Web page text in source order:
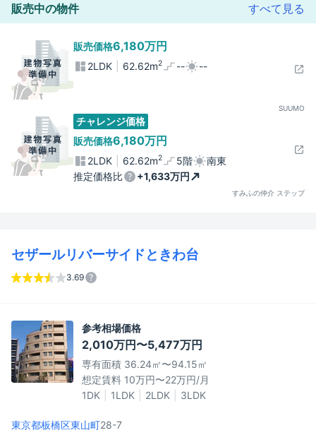
販売中の物件 すべて見る
販売価格6,180万円
2LDK 62.62m2 -- --
SUUMO
チャレンジ価格
販売価格6,180万円
2LDK 62.62m2 5階
南東
推定価格比
+1,633万円
すみふの仲介 ステップ
セザールリバーサイドときわ台
3.69
参考相場価格
2,010万円〜5,477万円
専有面積 36.24㎡〜94.15㎡
想定賃料 10万円〜22万円/月
1DK
1LDK 2LDK 3LDK
東京都板橋区東山町28-7